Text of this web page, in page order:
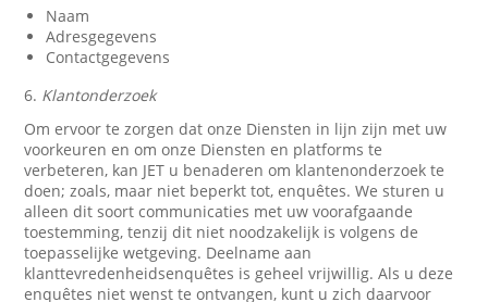
Naam
Adresgegevens
Contactgegevens
6. Klantonderzoek
Om ervoor te zorgen dat onze Diensten in lijn zijn met uw
voorkeuren en om onze Diensten en platforms te
verbeteren, kan JET u benaderen om klantenonderzoek te
doen; zoals, maar niet beperkt tot, enquêtes. We sturen u
alleen dit soort communicaties met uw voorafgaande
toestemming, tenzij dit niet noodzakelijk is volgens de
toepasselijke wetgeving. Deelname aan
klanttevredenheidsenquêtes is geheel vrijwillig. Als u deze
enquêtes niet wenst te ontvangen, kunt u zich daarvoor